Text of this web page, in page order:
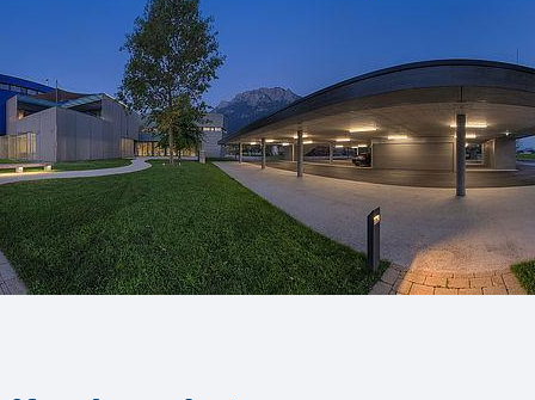
Español
Polski
Česky
Magyar
Hrvatski
Română